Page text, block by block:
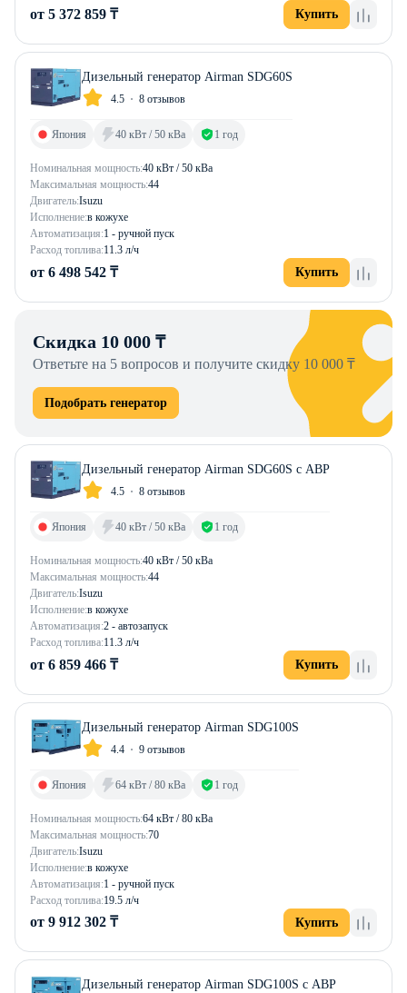
от 5 372 859 ₸ Купить
Дизельный генератор Airman SDG60S
4.5 8 отзывов
Номинальная мощность:40 кВт / 50 кВа
Максимальная мощность:44
Двигатель:Isuzu
Исполнение:в кожухе
Автоматизация:1 - ручной пуск
Расход топлива:11.3 л/ч
Япония 40 кВт / 50 кВа 1 год
от 6 498 542 ₸ Купить
Скидка 10 000 ₸
Ответьте на 5 вопросов и получите скидку 10 000 ₸
Подобрать генератор
Дизельный генератор Airman SDG60S с АВР
4.5 8 отзывов
Номинальная мощность:40 кВт / 50 кВа
Максимальная мощность:44
Двигатель:Isuzu
Исполнение:в кожухе
Автоматизация:2 - автозапуск
Расход топлива:11.3 л/ч
Япония 40 кВт / 50 кВа 1 год
от 6 859 466 ₸ Купить
Дизельный генератор Airman SDG100S
4.4 9 отзывов
Номинальная мощность:64 кВт / 80 кВа
Максимальная мощность:70
Двигатель:Isuzu
Исполнение:в кожухе
Автоматизация:1 - ручной пуск
Расход топлива:19.5 л/ч
Япония 64 кВт / 80 кВа 1 год
от 9 912 302 ₸ Купить
Дизельный генератор Airman SDG100S с АВР